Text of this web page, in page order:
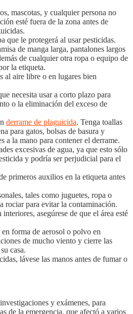
mascotas, y cualquier persona no
esté fuera de la zona antes de
que le protegerá al usar pesticidas.
de manga larga, pantalones largos
de cualquier otra ropa o equipo de
la etiqueta.
al aire libre o en lugares bien
necesita usar a corto plazo para
o la eliminación del exceso de
derrame de plaguicida. Tenga toallas
para gatos, bolsas de basura y
a la mano para contener el derrame.
excesivas de agua, ya que esto sólo
y podría ser perjudicial para el
primeros auxilios en la etiqueta antes
tales como juguetes, ropa o
rociar para evitar la contaminación.
asegúrese de que el área esté
forma de aerosol o polvo en
de mucho viento y cierre las
casa.
lávese las manos antes de fumar o
y exámenes, para
de la emergencia, que afectó a varios